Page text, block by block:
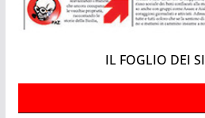
IL FOGLIO DEI